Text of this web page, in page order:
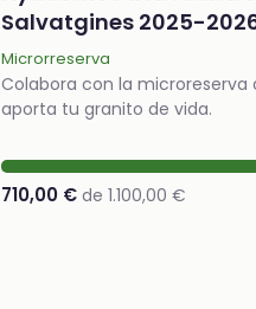
Salvatgines 2025-
Microrreserva
Colabora con la microreserva
aporta tu granito de vida.
710,00 € de 1.100,00 €